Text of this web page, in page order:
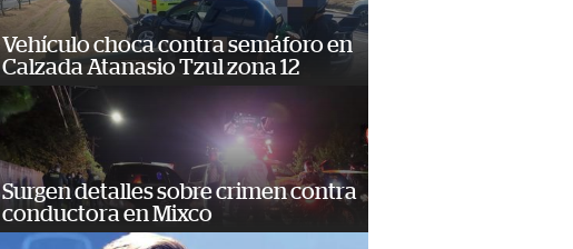
Vehículo choca contra semáforo en
Calzada Atanasio Tzul zona 12
Surgen detalles sobre crimen contra
conductora en Mixco